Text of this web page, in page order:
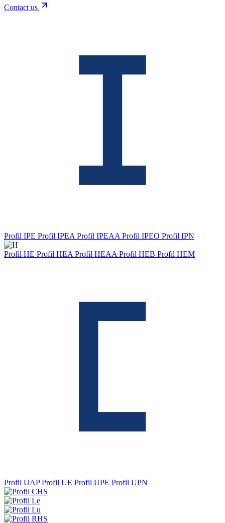
Contact us
Profil IPE Profil IPEA Profil IPEAA Profil IPEO Profil IPN
Profil HE Profil HEA Profil HEAA Profil HEB Profil HEM
Profil UAPProfil UE Profil UPE Profil UPN